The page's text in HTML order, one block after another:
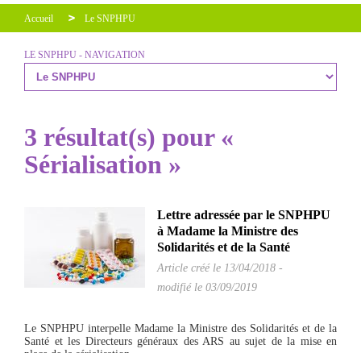
Accueil Le SNPHPU
LE SNPHPU - NAVIGATION
3 résultat(s) pour «
Sérialisation »
Lettre adressée par le SNPHPU
à Madame la Ministre des
Solidarités et de la Santé
Article créé le 13/04/2018 -
modifié le 03/09/2019
Le SNPHPU interpelle Madame la Ministre des Solidarités et de la
Santé et les Directeurs généraux des ARS au sujet de la mise en